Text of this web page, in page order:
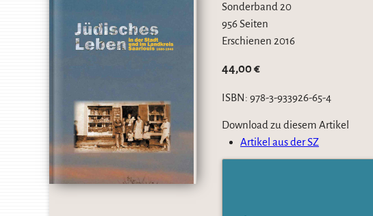
Sonderband 20
956 Seiten
Erschienen 2016
44,00 €
ISBN: 978-3-933926-65-4
Download zu diesem Artikel
Artikel aus der SZ